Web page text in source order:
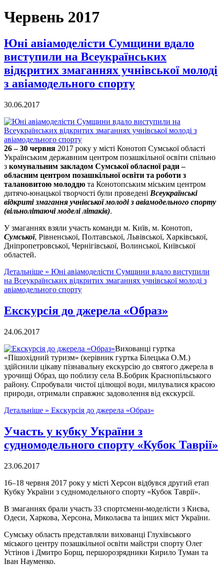
Червень 2017
Юні авіамоделісти Сумщини вдало
виступили на Всеукраїнських
відкритих змаганнях учнівської молоді
з авіамодельного спорту
30.06.2017
26 – 30 червня 2017 року у місті Конотоп Сумської області
Українським державним центром позашкільної освіти спільно
з комунальним закладом Сумської обласної ради –
обласним центром позашкільної освіти та роботи з
талановитою молоддю та Конотопським міським центром
дитячо-юнацької творчості були проведені Всеукраїнські
відкриті змагання учнівської молоді з авіамодельного спорту
(вільнолітаючі моделі літаків).
У змаганнях взяли участь команди м. Київ, м. Конотоп,
Сумської, Рівненської, Полтавської, Львівської, Харківської,
Дніпропетровської, Чернігівської, Волинської, Київської
областей.
Детальніше » Юні авіамоделісти Сумщини вдало виступили
на Всеукраїнських відкритих змаганнях учнівської молоді з
авіамодельного спорту
Екскурсія до джерела «Образ»
24.06.2017
Вихованці гуртка
«Пішохідний туризм» (керівник гуртка Білецька О.М.)
здійснили цікаву пізнавальну екскурсію до святого джерела в
урочищі Образ, що поблизу села В.Бобрик Краснопільського
району. Спробували чистої цілющої води, милувалися красою
природи, отримали справжнє задоволення від екскурсії.
Детальніше » Екскурсія до джерела «Образ»
Участь у кубку України з
судномодельного спорту «Кубок Таврії»
23.06.2017
16–18 червня 2017 року у місті Херсон відбувся другий етап
Кубку України з судномодельного спорту «Кубок Таврії».
В змаганнях брали участь 33 спортсмени-моделісти з Києва,
Одеси, Харкова, Херсона, Миколаєва та інших міст України.
Сумську область представляли вихованці Глухівського
міського центру позашкільної освіти майстри спорту Олег
Устінов і Дмитро Борщ, першорозрядники Кирило Туман та
Іван Науменко.